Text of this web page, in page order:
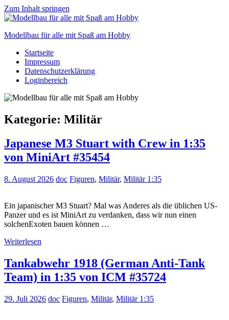
Zum Inhalt springen
Modellbau für alle mit Spaß am Hobby
Scale
modelling
to
Startseite
Impressum
Datenschutzerklärung
Loginbereich
Kategorie: Militär
Japanese M3 Stuart with Crew in 1:35
von MiniArt #35454
8. August 2026 doc Figuren, Militär, Militär 1:35
Ein japanischer M3 Stuart? Mal was Anderes als die üblichen US-
Panzer und es ist MiniArt zu verdanken, dass wir nun einen
solchenExoten bauen können …
Weiterlesen
Tankabwehr 1918 (German Anti-Tank
Team) in 1:35 von ICM #35724
29. Juli 2026 doc Figuren, Militär, Militär 1:35